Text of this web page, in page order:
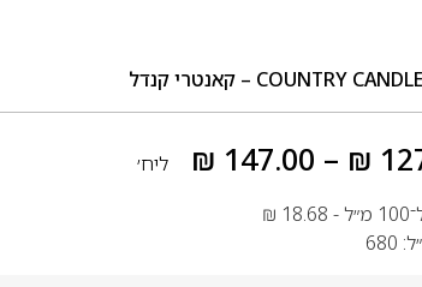
COUNTRY CANDLE – קאנטרי קנדל
₪
–
₪ 147.00
ליח׳
-
₪ 18.68